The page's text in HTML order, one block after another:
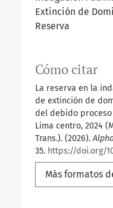
Extinción de
Reserva
Cómo citar
La reserva en la
de extinción de
del debido
Lima centro, 2024
Trans.). (2026).
35. https://doi.org/
Más formatos